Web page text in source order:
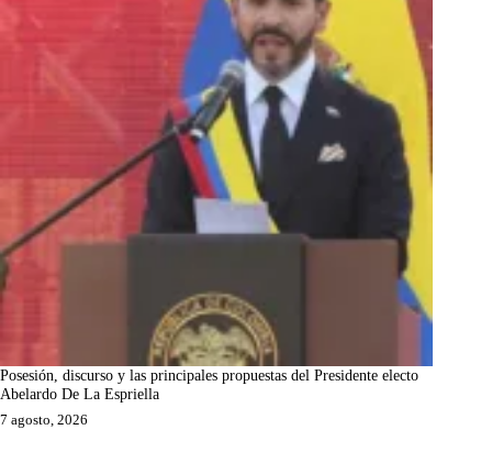
Posesión, discurso y las principales propuestas del Presidente electo
Abelardo De La Espriella
7 agosto, 2026